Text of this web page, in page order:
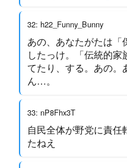
32: h22_Funny_Bunny
あの、あなたがたは
したっけ。「伝統的
てたり、する。あの。
ん…。
33: nP8Fhx3T
自民全体が野党に責任
たねえ